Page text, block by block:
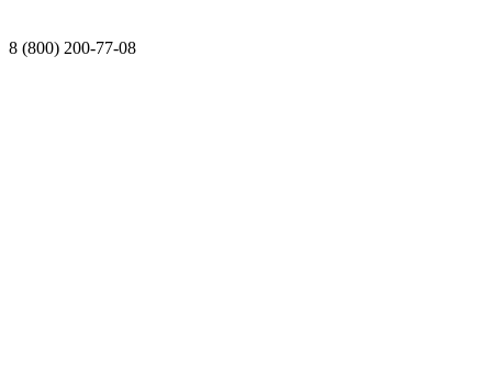
8 (800) 200-77-08